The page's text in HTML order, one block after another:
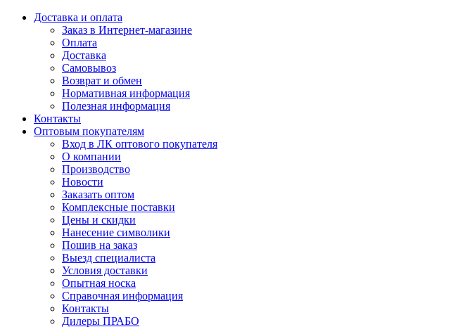
Доставка и оплата
Заказ в Интернет-магазине
Оплата
Доставка
Самовывоз
Возврат и обмен
Нормативная информация
Полезная информация
Контакты
Оптовым покупателям
Вход в ЛК оптового покупателя
О компании
Производство
Новости
Заказать оптом
Комплексные поставки
Цены и скидки
Нанесение символики
Пошив на заказ
Выезд специалиста
Условия доставки
Опытная носка
Справочная информация
Контакты
Дилеры ПРАБО